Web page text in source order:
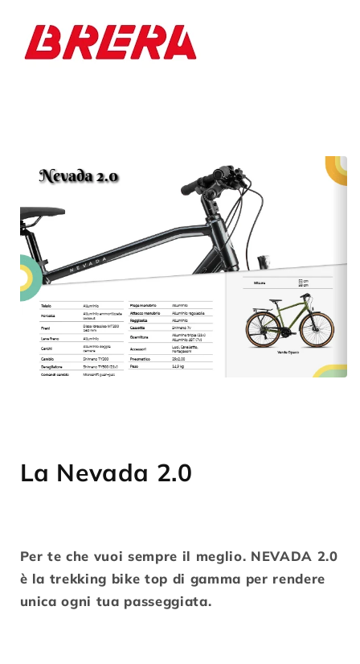
La Nevada 2.0
Per te che vuoi sempre il meglio. NEVADA 2.0
è la trekking bike top di gamma per rendere
unica ogni tua passeggiata.